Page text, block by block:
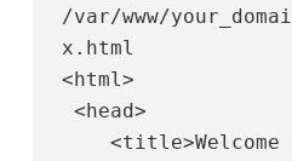
/var/www/
x.html
<html>
<head>
    <title>Welcome to